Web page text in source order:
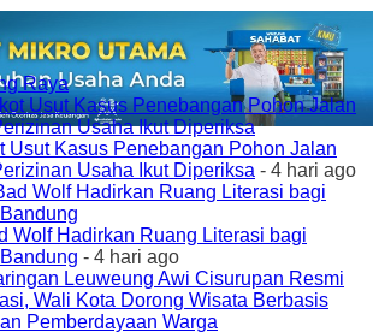
Raya
Usut Kasus Penebangan Pohon Jalan
Usaha Ikut Diperiksa - 4 hari ago
Wolf Hadirkan Ruang Literasi bagi
- 4 hari ago